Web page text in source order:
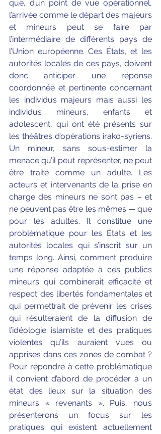
que, d’un point de vue opérationnel,
l’arrivée comme le départ des majeurs
et mineurs peut se faire par
l’intermédiaire de différents pays de
l’Union européenne. Ces États, et les
autorités locales de ces pays, doivent
donc anticiper une réponse
coordonnée et pertinente concernant
les individus majeurs mais aussi les
individus mineurs, enfants et
adolescent, qui ont été présents sur
les théâtres d’opérations irako-syriens.
Un mineur, sans sous-estimer la
menace qu’il peut représenter, ne peut
être traité comme un adulte. Les
acteurs et intervenants de la prise en
charge des mineurs ne sont pas – et
ne peuvent pas être les mêmes — que
pour les adultes. Il constitue une
problématique pour les États et les
autorités locales qui s’inscrit sur un
temps long. Ainsi, comment produire
une réponse adaptée à ces publics
mineurs qui combinerait efficacité et
respect des libertés fondamentales et
qui permettrait de prévenir les crises
qui résulteraient de la diffusion de
l’idéologie islamiste et des pratiques
violentes qu’ils auraient vues ou
apprises dans ces zones de combat ?
Pour répondre à cette problématique
il convient d’abord de procéder à un
état des lieux sur la situation des
mineurs « revenants ». Puis, nous
présenterons un focus sur les
pratiques qui existent actuellement